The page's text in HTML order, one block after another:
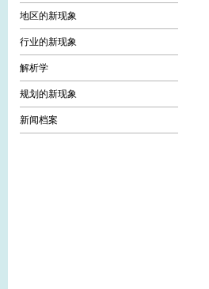
地区的新现象
行业的新现象
解析学
规划的新现象
新闻档案